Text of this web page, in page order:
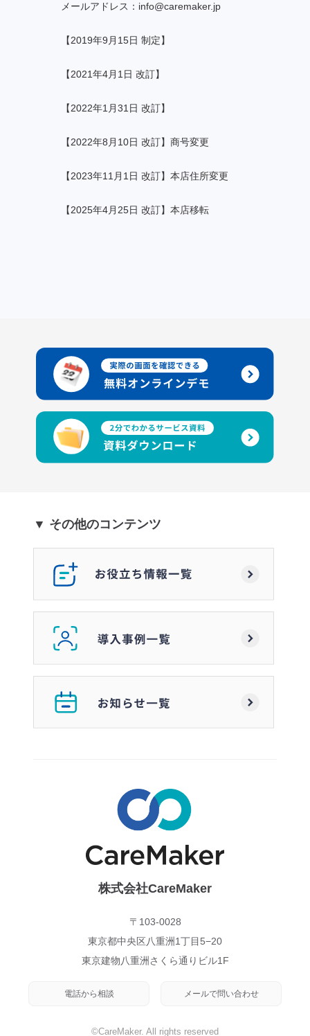
メールアドレス：info@caremaker.jp
【2019年9⽉15⽇ 制定】
【2021年4⽉1⽇ 改訂】
【2022年1⽉31⽇ 改訂】
【2022年8⽉10⽇ 改訂】商号変更
【2023年11⽉1⽇ 改訂】本店住所変更
【2025年4⽉25⽇ 改訂】本店移転
▼ その他のコンテンツ
株式会社CareMaker
〒103-0028
東京都中央区八重洲1丁目5−20
東京建物八重洲さくら通りビル1F
電話から相談 メールで問い合わせ
©CareMaker. All rights reserved